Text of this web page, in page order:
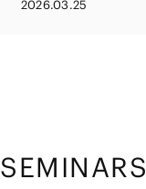
2026.03.25
SEMINARS